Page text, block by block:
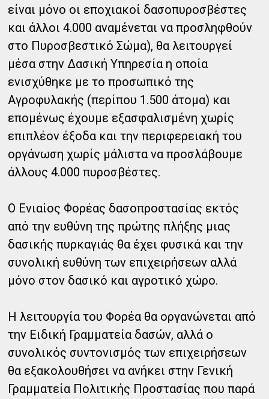
είναι μόνο οι εποχιακοί δασοπυροσβέστες
και άλλοι 4.000 αναμένεται να προσληφθούν
στο Πυροσβεστικό Σώμα), θα λειτουργεί
μέσα στην Δασική Υπηρεσία η οποία
ενισχύθηκε με το προσωπικό της
Αγροφυλακής (περίπου 1.500 άτομα) και
επομένως έχουμε εξασφαλισμένη χωρίς
επιπλέον έξοδα και την περιφερειακή του
οργάνωση χωρίς μάλιστα να προσλάβουμε
άλλους 4.000 πυροσβέστες.
Ο Ενιαίος Φορέας δασοπροστασίας εκτός
από την ευθύνη της πρώτης πλήξης μιας
δασικής πυρκαγιάς θα έχει φυσικά και την
συνολική ευθύνη των επιχειρήσεων αλλά
μόνο στον δασικό και αγροτικό χώρο.
Η λειτουργία του Φορέα θα οργανώνεται από
την Ειδική Γραμματεία δασών, αλλά ο
συνολικός συντονισμός των επιχειρήσεων
θα εξακολουθήσει να ανήκει στην Γενική
Γραμματεία Πολιτικής Προστασίας που παρά